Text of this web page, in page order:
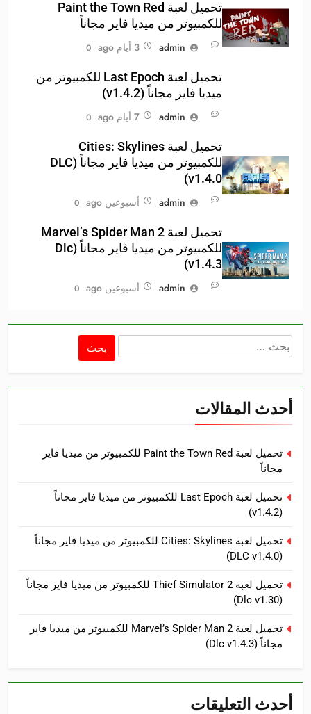
تحميل لعبة Paint the Town Red
للكمبيوتر من ميديا فاير مجاناً
admin
3 أيام ago 0
تحميل لعبة Last Epoch للكمبيوتر من
ميديا فاير مجاناً (v1.4.2)
admin
7 أيام ago 0
تحميل لعبة Cities: Skylines
للكمبيوتر من ميديا فاير مجاناً (DLC
v1.4.0)
admin
أسبوعين ago 0
تحميل لعبة Marvel’s Spider Man 2
للكمبيوتر من ميديا فاير مجاناً (Dlc
v1.4.3)
admin
أسبوعين ago 0
البحث
أحدث المقالات
تحميل لعبة Paint the Town Red للكمبيوتر من ميديا فاير
مجاناً
تحميل لعبة Last Epoch للكمبيوتر من ميديا فاير مجاناً
(v1.4.2)
تحميل لعبة Cities: Skylines للكمبيوتر من ميديا فاير مجاناً
(DLC v1.4.0)
تحميل لعبة Thief Simulator 2 للكمبيوتر من ميديا فاير مجاناً
(Dlc v1.30)
تحميل لعبة Marvel’s Spider Man 2 للكمبيوتر من ميديا فاير
مجاناً (Dlc v1.4.3)
أحدث التعليقات